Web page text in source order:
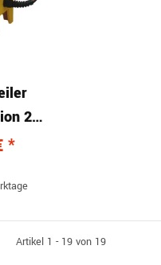
230
A
*
Artikel 1 - 19 von 19